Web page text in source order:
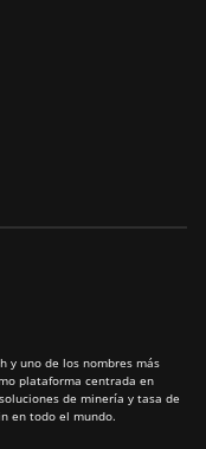
y uno de los nombres más
plataforma centrada en
de minería y tasa de
en todo el mundo.